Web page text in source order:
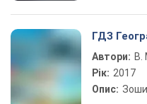
ГДЗ
Автори: В.
Рік: 2017
Опис: